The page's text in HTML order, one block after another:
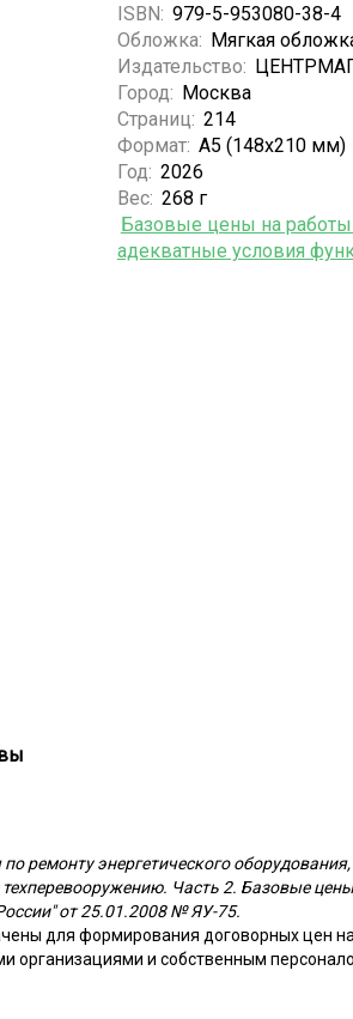
ISBN: 979-5-953080-38-4
Обложка: Мягкая
Издательство:
Город: Москва
Страниц: 214
Формат: А5 (148x210 мм)
Год: 2026
Вес: 268 г
Базовые цены на работы
адекватные условия
ремонту энергетического
Часть 2. Базовые
от 25.01.2008 № ЯУ-75.
для формирования договорных цен
и собственным